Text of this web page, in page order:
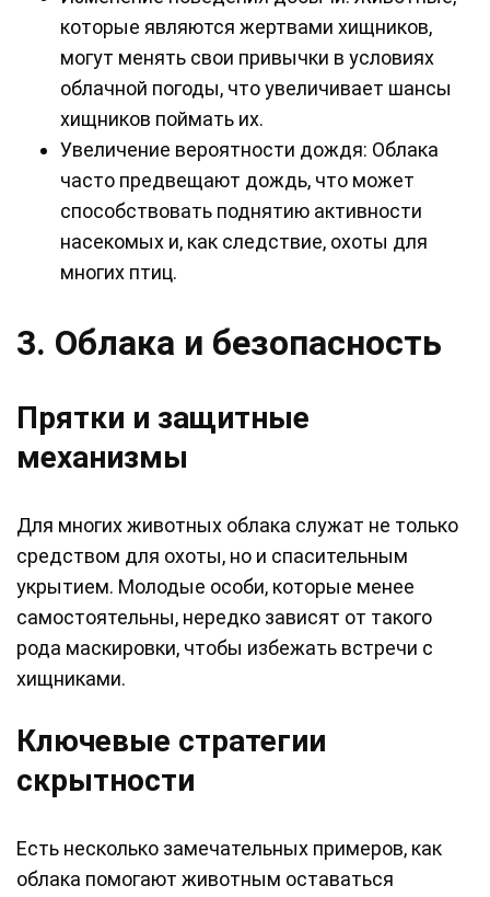
которые являются жертвами хищников,
могут менять свои привычки в условиях
облачной погоды, что увеличивает шансы
хищников поймать их.
Увеличение вероятности дождя: Облака
часто предвещают дождь, что может
способствовать поднятию активности
насекомых и, как следствие, охоты для
многих птиц.
3. Облака и безопасность
Прятки и защитные
механизмы
Для многих животных облака служат не только
средством для охоты, но и спасительным
укрытием. Молодые особи, которые менее
самостоятельны, нередко зависят от такого
рода маскировки, чтобы избежать встречи с
хищниками.
Ключевые стратегии
скрытности
Есть несколько замечательных примеров, как
облака помогают животным оставаться